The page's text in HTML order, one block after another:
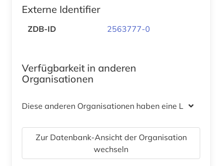
Externe Identifier
ZDB-ID 2563777-0
Verfügbarkeit in anderen
Organisationen
Diese anderen Organisationen haben eine Lizenz
Zur Datenbank-Ansicht der Organisation
wechseln